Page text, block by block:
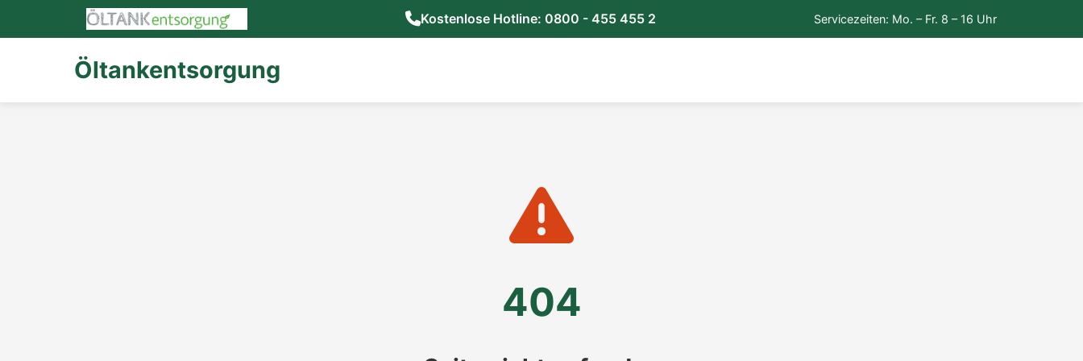
Kostenlose Hotline: 0800 - 455 455 2 Servicezeiten: Mo. – Fr. 8 – 16 Uhr
Öltankentsorgung
404